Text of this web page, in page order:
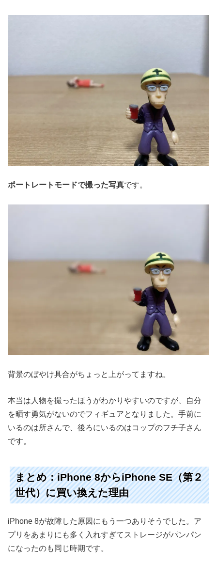
ポートレートモードで撮った写真です。
背景のぼやけ具合がちょっと上がってますね。
本当は人物を撮ったほうがわかりやすいのですが、自分
を晒す勇気がないのでフィギュアとなりました。手前に
いるのは所さんで、後ろにいるのはコップのフチ子さん
です。
まとめ：iPhone 8からiPhone SE（第２
世代）に買い換えた理由
iPhone 8が故障した原因にもう一つありそうでした。ア
プリをあまりにも多く入れすぎてストレージがパンパン
になったのも同じ時期です。